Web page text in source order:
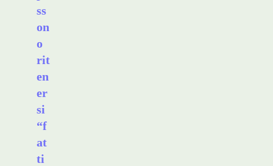
ss
on
o
rit
en
er
si
“f
at
ti